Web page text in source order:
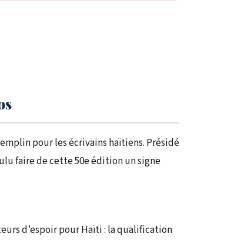
pour les écrivains haïtiens. Présidé
faire de cette 50e édition un signe
d’espoir pour Haïti : la qualification